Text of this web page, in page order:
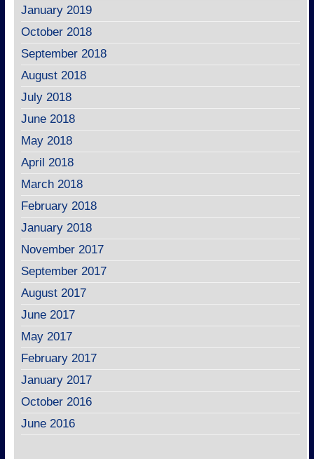
January 2019
October 2018
September 2018
August 2018
July 2018
June 2018
May 2018
April 2018
March 2018
February 2018
January 2018
November 2017
September 2017
August 2017
June 2017
May 2017
February 2017
January 2017
October 2016
June 2016